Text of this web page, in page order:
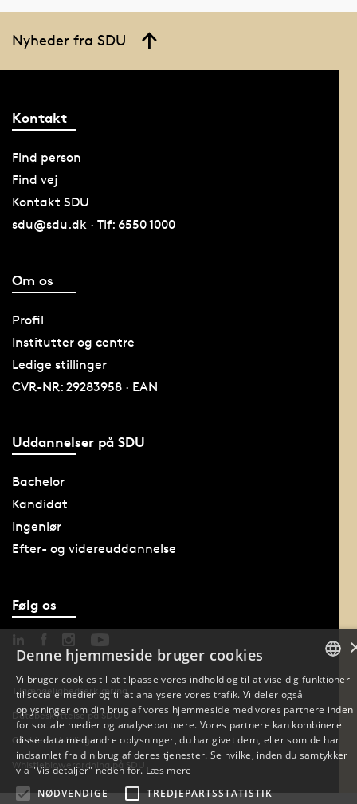
Nyheder fra SDU
Kontakt
Find person
Find vej
Kontakt SDU
sdu@sdu.dk · Tlf: 6550 1000
Om os
Profil
Institutter og centre
Ledige stillinger
CVR-NR: 29283958 · EAN
Uddannelser på SDU
Bachelor
Kandidat
Ingeniør
Efter- og videreuddannelse
Følg os
Tilgængelighedserklæring
Databeskyttelse på SDU
Cookie-indstillinger
Whistleblowerordning på SDU
ENGLISH
Denne hjemmeside bruger cookies
Vi bruger cookies til at tilpasse vores indhold og til at vise dig funktioner
til sociale medier og til at analysere vores trafik. Vi deler også
oplysninger om din brug af vores hjemmeside med vores partnere inden
for sociale medier og analysepartnere. Vores partnere kan kombinere
disse data med andre oplysninger, du har givet dem, eller som de har
indsamlet fra din brug af deres tjenester. Se hvilke, inden du samtykker
via "Vis detaljer" neden for. Læs mere
NØDVENDIGE
TREDJEPARTSSTATISTIK